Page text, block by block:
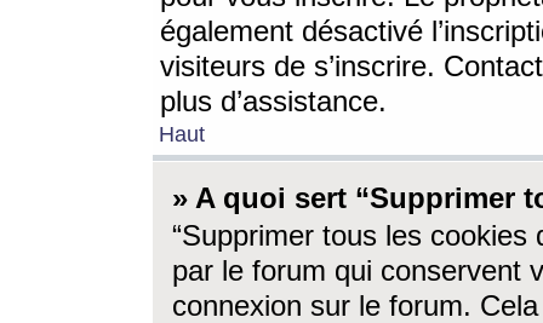
également désactivé
visiteurs de s’inscrire.
plus d’assistance.
Haut
» A quoi sert “Supprimer
“Supprimer tous les cookies
par le forum qui conservent
connexion sur le forum.